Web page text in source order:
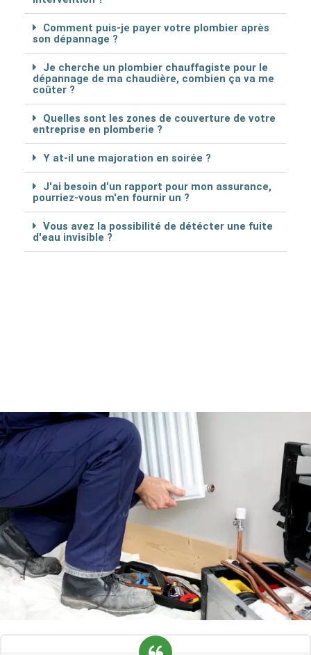
Comment puis-je payer votre plombier après
son dépannage ?
Je cherche un plombier chauffagiste pour le
dépannage de ma chaudière, combien ça va me
coûter ?
Quelles sont les zones de couverture de votre
entreprise en plomberie ?
Y at-il une majoration en soirée ?
J'ai besoin d'un rapport pour mon assurance,
pourriez-vous m'en fournir un ?
Vous avez la possibilité de détécter une fuite
d'eau invisible ?